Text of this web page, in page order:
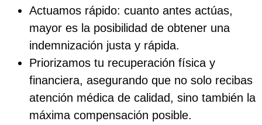
Actuamos rápido: cuanto antes actúas,
mayor es la posibilidad de obtener una
indemnización justa y rápida.
Priorizamos tu recuperación física y
financiera, asegurando que no solo recibas
atención médica de calidad, sino también la
máxima compensación posible.